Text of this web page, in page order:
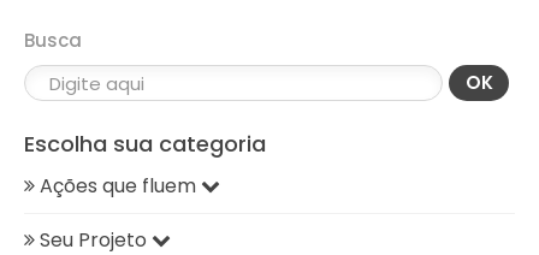
Busca
OK
Escolha sua categoria
Ações que fluem
Seu Projeto